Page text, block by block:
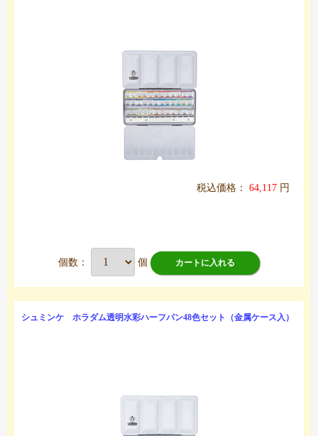
税込価格： 64,117 円
個数： 個 カートに入れる
シュミンケ ホラダム透明水彩ハーフパン48色セット（金属ケース入）